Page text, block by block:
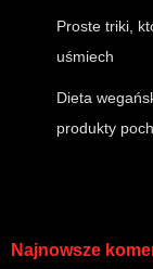
Proste triki,
uśmiech
Dieta
produkty
Najnowsze